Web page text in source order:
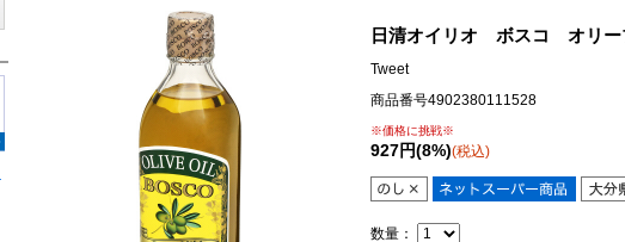
日清オイリオ ボスコ オリ
Tweet
商品番号4902380111528
※価格に挑戦※
927円(8%)(税込)
数量：